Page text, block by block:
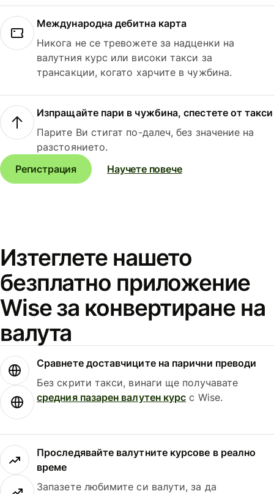
Международна дебитна карта
Никога не се тревожете за надценки на
валутния курс или високи такси за
трансакции, когато харчите в чужбина.
Изпращайте пари в чужбина, спестете от такси
Парите Ви стигат по-далеч, без значение на
разстоянието.
Регистрация
Научете повече
Изтеглете нашето
безплатно приложение
Wise за конвертиране на
валута
Сравнете доставчиците на парични преводи
Без скрити такси, винаги ще получавате
средния пазарен валутен курс с Wise.
Проследявайте валутните курсове в реално
време
Запазете любимите си валути, за да